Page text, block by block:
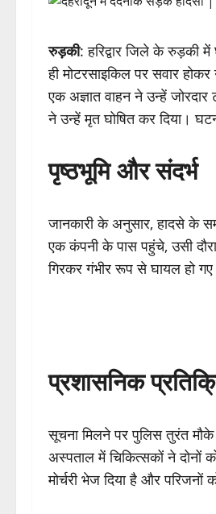
रुड़की: हरिद्वार जिले के रुड़की
ही मोटरसाइकिल पर सवार
एक अज्ञात वाहन ने उन्हें
ने उन्हें मृत घोषित कर दिया।
पृष्ठभूमि और संदर्भ
जानकारी के अनुसार, हादसे के
एक कंपनी के पास पहुंचे, उसी
गिरकर गंभीर रूप से घायल हो
प्रशासनिक
सूचना मिलने पर पुलिस तुरंत
अस्पताल में चिकित्सकों ने दोनों
मोर्चरी भेज दिया है और परिजनों